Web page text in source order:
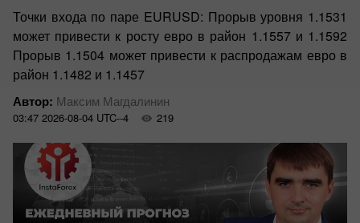
Точки входа по паре EURUSD: Прорыв уровня 1.1531
может привести к росту евро в район 1.1557 и 1.1592
Прорыв 1.1504 может привести к распродажам евро в
район 1.1482 и 1.1457
Автор: Максим Магдалинин
03:47 2026-08-04 UTC--4 219